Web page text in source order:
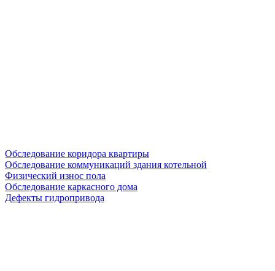
Обследование коридора квартиры
Обследование коммуникаций здания котельной
Физический износ пола
Обследование каркасного дома
Дефекты гидропривода